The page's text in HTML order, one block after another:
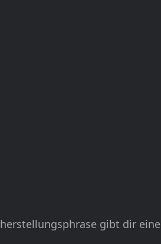
gibt dir eine